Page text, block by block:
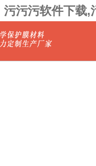
污污污软件下载,